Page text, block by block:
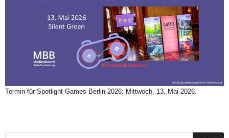
Termin für Spotlight Games Berlin 2026: Mittwoch, 13. Mai 2026.